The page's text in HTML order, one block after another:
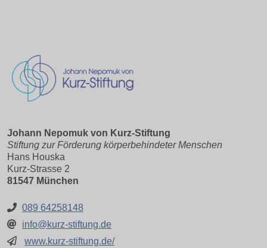
Johann Nepomuk von Kurz-Stiftung
Stiftung zur Förderung körperbehindeter Menschen
Hans Houska
Kurz-Strasse 2
81547 München
089 64258148
info@kurz-stiftung.de
www.kurz-stiftung.de/